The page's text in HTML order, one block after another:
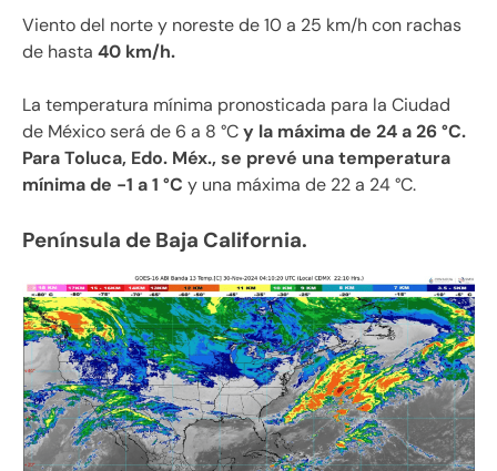
Viento del norte y noreste de 10 a 25 km/h con rachas
de hasta 40 km/h.
La temperatura mínima pronosticada para la Ciudad
de México será de 6 a 8 °Cy la máxima de 24 a 26 °C.
Para Toluca, Edo. Méx., se prevé una temperatura
mínima de -1 a 1 °C y una máxima de 22 a 24 °C.
Península de Baja California.